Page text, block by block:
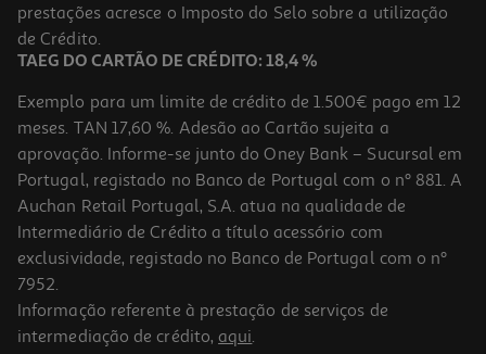
4,99 €
Adubo Liquido Kb Aromáticas Bio 1l
prestações acresce o Imposto do Selo sobre a utilização
de Crédito.
TAEG DO CARTÃO DE CRÉDITO: 18,4 %
Exemplo para um limite de crédito de 1.500€ pago em 12
meses. TAN 17,60 %. Adesão ao Cartão sujeita a
aprovação. Informe-se junto do Oney Bank – Sucursal em
Portugal, registado no Banco de Portugal com o nº 881. A
Auchan Retail Portugal, S.A. atua na qualidade de
Intermediário de Crédito a título acessório com
exclusividade, registado no Banco de Portugal com o nº
7952.
Informação referente à prestação de serviços de
intermediação de crédito, aqui.